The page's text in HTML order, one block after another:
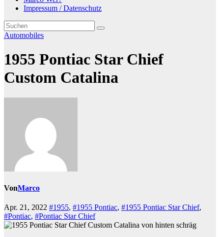
Impressum / Datenschutz
Automobiles
1955 Pontiac Star Chief
Custom Catalina
VonMarco
Apr. 21, 2022 #1955, #1955 Pontiac, #1955 Pontiac Star Chief,
#Pontiac, #Pontiac Star Chief